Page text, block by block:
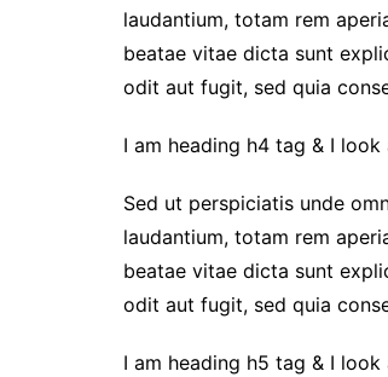
laudantium, totam rem
beatae vitae dicta sunt
odit aut fugit, sed quia
I am heading h4 tag & I look
Sed ut perspiciatis unde
laudantium, totam rem
beatae vitae dicta sunt
odit aut fugit, sed quia
I am heading h5 tag & I look